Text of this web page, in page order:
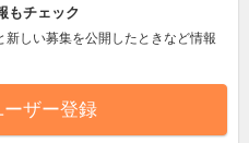
もチェック
しい募集を公開したときなど情報
ザー登録